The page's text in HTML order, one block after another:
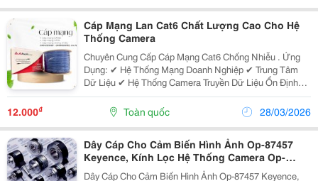
Cáp Mạng Lan Cat6 Chất Lượng Cao Cho Hệ
Thống Camera
Chuyên Cung Cấp Cáp Mạng Cat6 Chống Nhiễu . Ứng
Dụng: ✔ Hệ Thống Mạng Doanh Nghiệp ✔ Trung Tâm
Dữ Liệu ✔ Hệ Thống Camera Truyền Dữ Liệu Ổn Định
0904121065 - 0938059133, Ms Như
12.000₫ Toàn quốc 28/03/2026
Dây Cáp Cho Cảm Biến Hình Ảnh Op-87457
Keyence, Kính Lọc Hệ Thống Camera Op-
87900 Keyence, Cáp Điện Kết Nối Cảm Biến
Dây Cáp Cho Cảm Biến Hình Ảnh Op-87457 Keyence,